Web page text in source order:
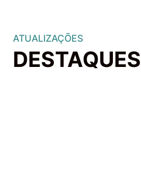
ATUALIZAÇÕES
​DESTAQUES